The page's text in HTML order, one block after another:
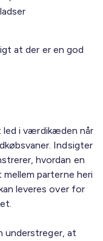
at der er en god
led i værdikæden når
Indsigter
hvordan en
parterne heri
leveres over for
understreger, at